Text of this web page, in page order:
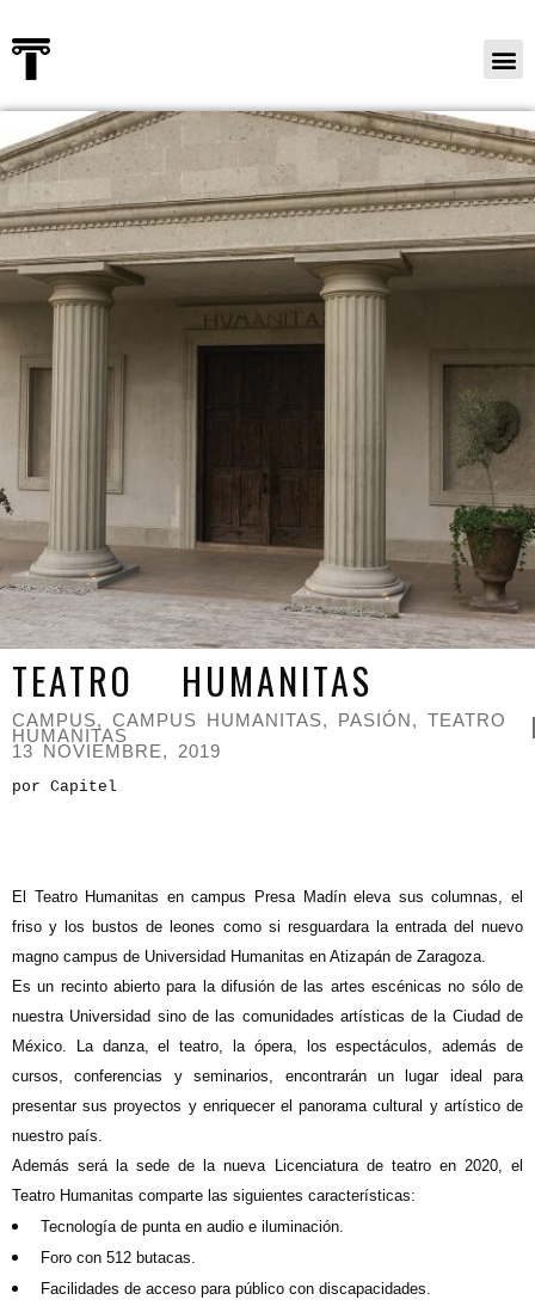
TEATRO HUMANITAS
CAMPUS, CAMPUS HUMANITAS, PASIÓN, TEATRO
HUMANITAS
13 NOVIEMBRE, 2019
por Capitel
E l Teatro Humanitas en campus Presa Madín eleva sus columnas, el
friso y los bustos de leones como si resguardara la entrada del nuevo
magno campus de Universidad Humanitas en Atizapán de Zaragoza.
Es un recinto abierto para la difusión de las artes escénicas no sólo de
nuestra Universidad sino de las comunidades artísticas de la Ciudad de
México. La danza, el teatro, la ópera, los espectáculos, además de
cursos, conferencias y seminarios, encontrarán un lugar ideal para
presentar sus proyectos y enriquecer el panorama cultural y artístico de
nuestro país.
Además será la sede de la nueva Licenciatura de teatro en 2020, el
Teatro Humanitas comparte las siguientes características:
Tecnología de punta en audio e iluminación.
Foro con 512 butacas.
Facilidades de acceso para público con discapacidades.